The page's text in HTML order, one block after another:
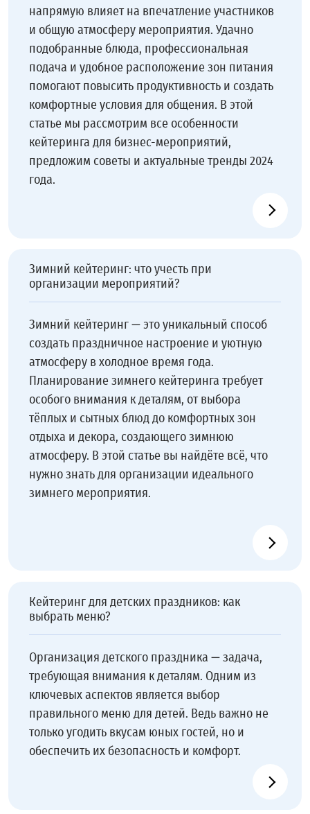
напрямую влияет на впечатление участников
и общую атмосферу мероприятия. Удачно
подобранные блюда, профессиональная
подача и удобное расположение зон питания
помогают повысить продуктивность и создать
комфортные условия для общения. В этой
статье мы рассмотрим все особенности
кейтеринга для бизнес-мероприятий,
предложим советы и актуальные тренды 2024
года.
Зимний кейтеринг: что учесть при
организации мероприятий?
Зимний кейтеринг — это уникальный способ
создать праздничное настроение и уютную
атмосферу в холодное время года.
Планирование зимнего кейтеринга требует
особого внимания к деталям, от выбора
тёплых и сытных блюд до комфортных зон
отдыха и декора, создающего зимнюю
атмосферу. В этой статье вы найдёте всё, что
нужно знать для организации идеального
зимнего мероприятия.
Кейтеринг для детских праздников: как
выбрать меню?
Организация детского праздника — задача,
требующая внимания к деталям. Одним из
ключевых аспектов является выбор
правильного меню для детей. Ведь важно не
только угодить вкусам юных гостей, но и
обеспечить их безопасность и комфорт.